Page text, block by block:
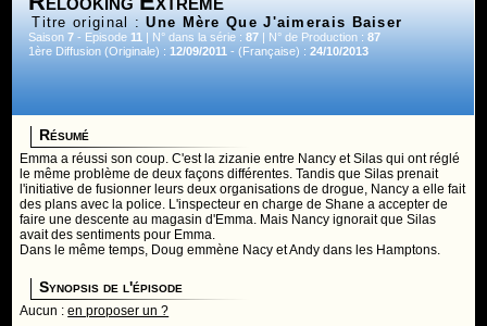
Titre original :Une Mère Que J'aimerais Baiser
Saison7 - Episode11 | N° dans la série :87 | N° de Production :87
1ère Diffusion (Originale) :12/09/2011 - (Française) :24/10/2013
Résumé
Emma a réussi son coup. C'est la zizanie entre Nancy et Silas qui ont réglé
le même problème de deux façons différentes. Tandis que Silas prenait
l'initiative de fusionner leurs deux organisations de drogue, Nancy a elle fait
des plans avec la police. L'inspecteur en charge de Shane a accepter de
faire une descente au magasin d'Emma. Mais Nancy ignorait que Silas
avait des sentiments pour Emma.
Dans le même temps, Doug emmène Nacy et Andy dans les Hamptons.
Synopsis de l'épisode
Aucun :en proposer un ?